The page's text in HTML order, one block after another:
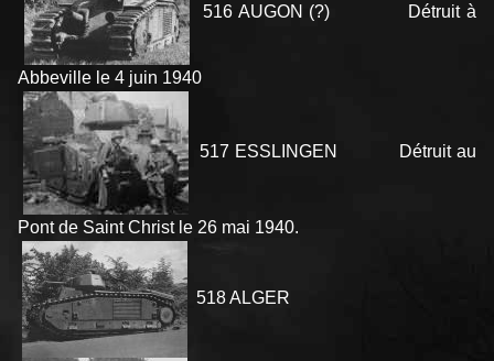
516 AUGON (?) Détruit à
Abbeville le 4 juin 1940
517 ESSLINGEN Détruit au
Pont de Saint Christ le 26 mai 1940.
518 ALGER